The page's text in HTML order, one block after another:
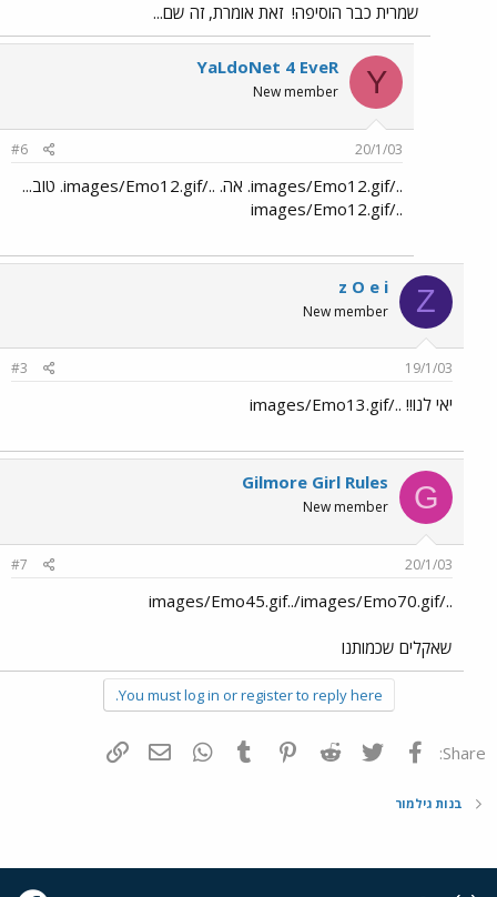
שמרית כבר הוסיפה! זאת אומרת, זה שם...
Y
YaLdoNet 4 EveR
New member
20/1/03
#6
../images/Emo12.gif. אה. ../images/Emo12.gif. טוב...
../images/Emo12.gif
Z
z O e i
New member
19/1/03
#3
יאי לנו!! ../images/Emo13.gif
G
Gilmore Girl Rules
New member
20/1/03
#7
../images/Emo45.gif../images/Emo70.gif
שאקלים שכמותנו
You must log in or register to reply here.
Share: פייסבוק Twitter
Reddit
Pinterest
Tumblr
WhatsAppדואר אלקטרוני
בנות גילמור